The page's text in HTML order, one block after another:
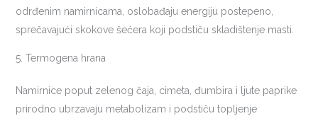
odrđenim namirnicama, oslobađaju energiju postepeno,
sprečavajući skokove šećera koji podstiču skladištenje masti.
5. Termogena hrana
Namirnice poput zelenog čaja, cimeta, đumbira i ljute paprike
prirodno ubrzavaju metabolizam i podstiču topljenje